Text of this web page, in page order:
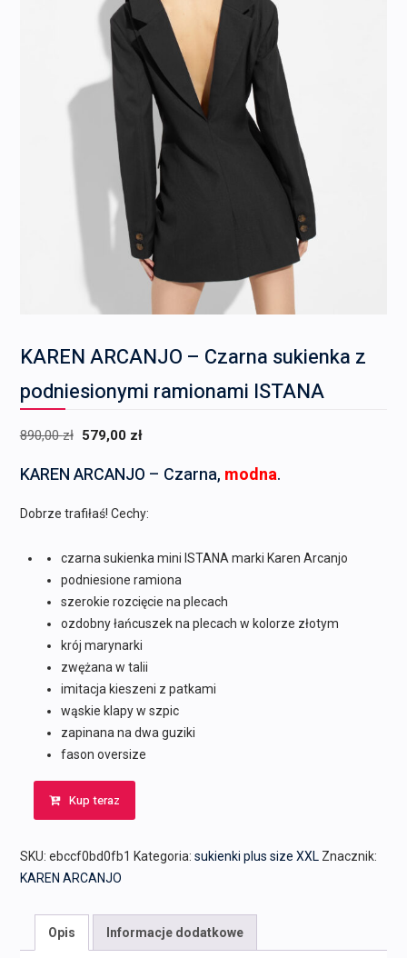
KAREN ARCANJO – Czarna sukienka z
podniesionymi ramionami ISTANA
890,00zł Pierwotna
wynosiła:
890,00 zł.
579,00 zł
wynosi:
KAREN ARCANJO – Czarna, modna.
Dobrze trafiłaś! Cechy:
czarna sukienka mini ISTANA marki Karen Arcanjo
podniesione ramiona
szerokie rozcięcie na plecach
ozdobny łańcuszek na plecach w kolorze złotym
krój marynarki
zwężana w talii
imitacja kieszeni z patkami
wąskie klapy w szpic
zapinana na dwa guziki
fason oversize
Kup teraz
SKU: ebccf0bd0fb1 Kategoria: sukienki plus size XXL Znacznik:
KAREN ARCANJO
Opis Informacje dodatkowe